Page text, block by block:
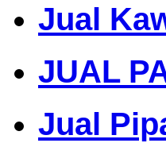
Jual
JUAL
Jual